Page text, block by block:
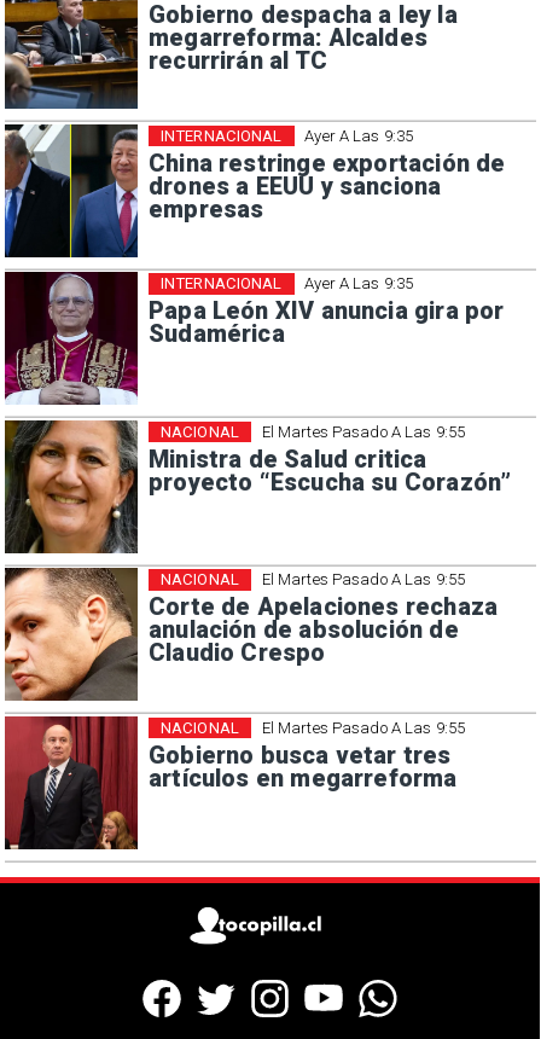
Gobierno despacha a ley la
megarreforma: Alcaldes
recurrirán al TC
Ayer A Las 9:35
China restringe exportación de
drones a EEUU y sanciona
empresas
INTERNACIONAL
Ayer A Las 9:35
Papa León XIV anuncia gira por
Sudamérica
INTERNACIONAL
El Martes Pasado A Las 9:55
Ministra de Salud critica
proyecto “Escucha su Corazón”
NACIONAL
El Martes Pasado A Las 9:55
Corte de Apelaciones rechaza
anulación de absolución de
Claudio Crespo
NACIONAL
El Martes Pasado A Las 9:55
Gobierno busca vetar tres
artículos en megarreforma
NACIONAL